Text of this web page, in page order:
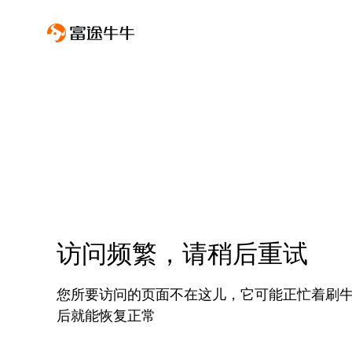
访问频繁，请稍后重试
您所要访问的页面不在这儿，它可能正忙着刷
后就能恢复正常